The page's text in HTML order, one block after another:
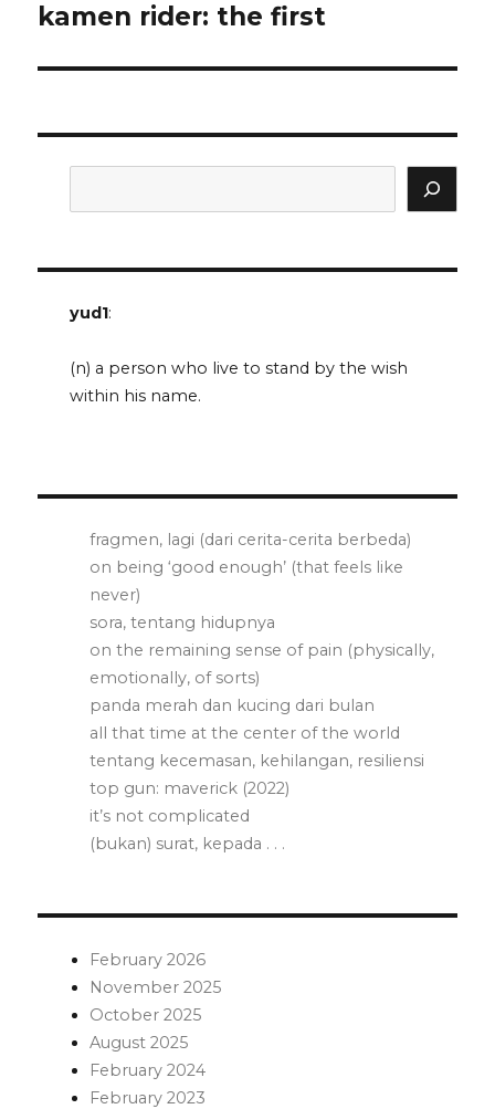
Next
kamen rider: the first
yud1:
(n) a person who live to stand by the wish
within his name.
fragmen, lagi (dari cerita-cerita berbeda)
on being ‘good enough’ (that feels like
never)
sora, tentang hidupnya
on the remaining sense of pain (physically,
emotionally, of sorts)
panda merah dan kucing dari bulan
all that time at the center of the world
tentang kecemasan, kehilangan, resiliensi
top gun: maverick (2022)
it’s not complicated
(bukan) surat, kepada . . .
February 2026
November 2025
October 2025
August 2025
February 2024
February 2023